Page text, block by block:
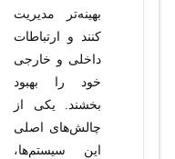
بهینه‌تر مدیریت
کنند و ارتباطات
داخلی و خارجی
خود را بهبود
بخشند. یکی از
چالش‌های اصلی
این سیستم‌ها،